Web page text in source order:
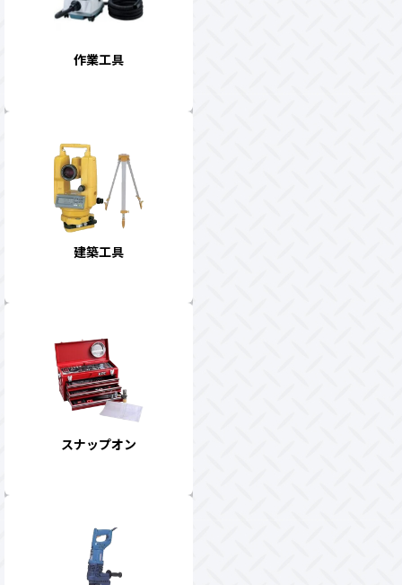
作業工具
建築工具
スナップオン